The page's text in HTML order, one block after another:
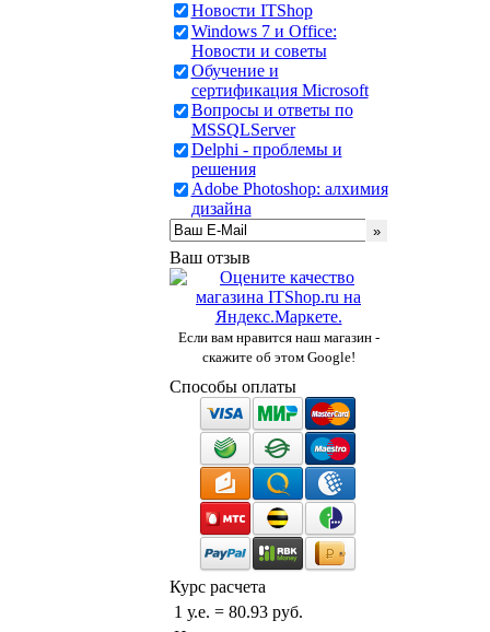
Новости ITShop
Windows 7 и Office:
Новости и советы
Обучение и
сертификация Microsoft
Вопросы и ответы по
MSSQLServer
Delphi - проблемы и
решения
Adobe Photoshop: алхимия
дизайна
Ваш отзыв
Если вам нравится наш магазин -
скажите об этом Google!
Способы оплаты
Курс расчета
1 у.е. = 80.93 руб.